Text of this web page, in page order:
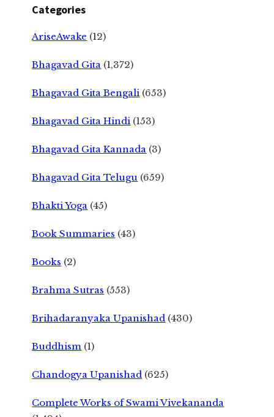
Categories
AriseAwake (12)
Bhagavad Gita (1,372)
Bhagavad Gita Bengali (653)
Bhagavad Gita Hindi (153)
Bhagavad Gita Kannada (3)
Bhagavad Gita Telugu (659)
Bhakti Yoga (45)
Book Summaries (43)
Books (2)
Brahma Sutras (553)
Brihadaranyaka Upanishad (430)
Buddhism (1)
Chandogya Upanishad (625)
Complete Works of Swami Vivekananda